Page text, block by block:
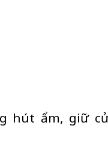
hút ẩm, giữ